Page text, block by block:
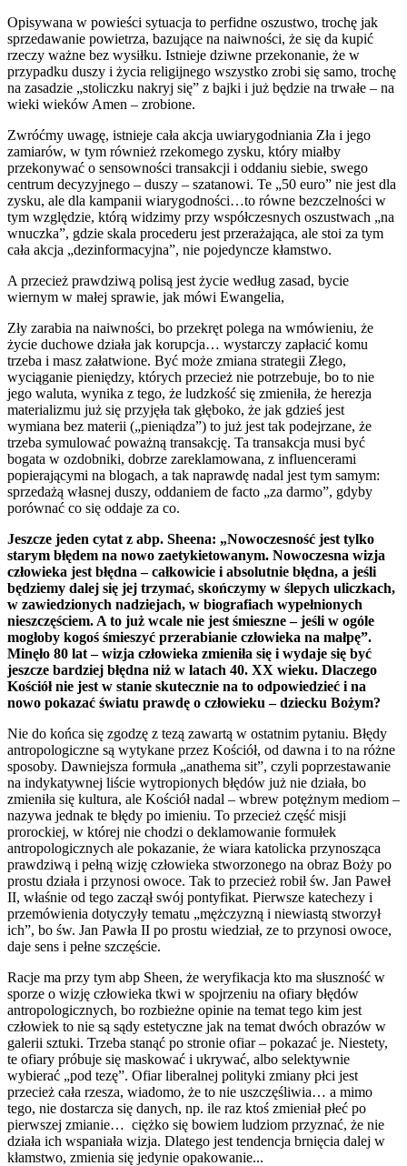
Opisywana w powieści sytuacja to perfidne oszustwo, trochę jak
sprzedawanie powietrza, bazujące na naiwności, że się da kupić
rzeczy ważne bez wysiłku. Istnieje dziwne przekonanie, że w
przypadku duszy i życia religijnego wszystko zrobi się samo, trochę
na zasadzie „stoliczku nakryj się” z bajki i już będzie na trwałe – na
wieki wieków Amen – zrobione.
Zwróćmy uwagę, istnieje cała akcja uwiarygodniania Zła i jego
zamiarów, w tym również rzekomego zysku, który miałby
przekonywać o sensowności transakcji i oddaniu siebie, swego
centrum decyzyjnego – duszy – szatanowi. Te „50 euro” nie jest dla
zysku, ale dla kampanii wiarygodności…to równe bezczelności w
tym względzie, którą widzimy przy współczesnych oszustwach „na
wnuczka”, gdzie skala procederu jest przerażająca, ale stoi za tym
cała akcja „dezinformacyjna”, nie pojedyncze kłamstwo.
A przecież prawdziwą polisą jest życie według zasad, bycie
wiernym w małej sprawie, jak mówi Ewangelia,
Zły zarabia na naiwności, bo przekręt polega na wmówieniu, że
życie duchowe działa jak korupcja… wystarczy zapłacić komu
trzeba i masz załatwione. Być może zmiana strategii Złego,
wyciąganie pieniędzy, których przecież nie potrzebuje, bo to nie
jego waluta, wynika z tego, że ludzkość się zmieniła, że herezja
materializmu już się przyjęła tak głęboko, że jak gdzieś jest
wymiana bez materii („pieniądza”) to już jest tak podejrzane, że
trzeba symulować poważną transakcję. Ta transakcja musi być
bogata w ozdobniki, dobrze zareklamowana, z influencerami
popierającymi na blogach, a tak naprawdę nadal jest tym samym:
sprzedażą własnej duszy, oddaniem de facto „za darmo”, gdyby
porównać co się oddaje za co.
Jeszcze jeden cytat z abp. Sheena: „Nowoczesność jest tylko
starym błędem na nowo zaetykietowanym. Nowoczesna wizja
człowieka jest błędna – całkowicie i absolutnie błędna, a jeśli
będziemy dalej się jej trzymać, skończymy w ślepych uliczkach,
w zawiedzionych nadziejach, w biografiach wypełnionych
nieszczęściem. A to już wcale nie jest śmieszne – jeśli w ogóle
mogłoby kogoś śmieszyć przerabianie człowieka na małpę”.
Minęło 80 lat – wizja człowieka zmieniła się i wydaje się być
jeszcze bardziej błędna niż w latach 40. XX wieku. Dlaczego
Kościół nie jest w stanie skutecznie na to odpowiedzieć i na
nowo pokazać światu prawdę o człowieku – dziecku Bożym?
Nie do końca się zgodzę z tezą zawartą w ostatnim pytaniu. Błędy
antropologiczne są wytykane przez Kościół, od dawna i to na różne
sposoby. Dawniejsza formuła „anathema sit”, czyli poprzestawanie
na indykatywnej liście wytropionych błędów już nie działa, bo
zmieniła się kultura, ale Kościół nadal – wbrew potężnym mediom –
nazywa jednak te błędy po imieniu. To przecież część misji
prorockiej, w której nie chodzi o deklamowanie formułek
antropologicznych ale pokazanie, że wiara katolicka przynosząca
prawdziwą i pełną wizję człowieka stworzonego na obraz Boży po
prostu działa i przynosi owoce. Tak to przecież robił św. Jan Paweł
II, właśnie od tego zaczął swój pontyfikat. Pierwsze katechezy i
przemówienia dotyczyły tematu „mężczyzną i niewiastą stworzył
ich”, bo św. Jan Pawła II po prostu wiedział, ze to przynosi owoce,
daje sens i pełne szczęście.
Racje ma przy tym abp Sheen, że weryfikacja kto ma słuszność w
sporze o wizję człowieka tkwi w spojrzeniu na ofiary błędów
antropologicznych, bo rozbieżne opinie na temat tego kim jest
człowiek to nie są sądy estetyczne jak na temat dwóch obrazów w
galerii sztuki. Trzeba stanąć po stronie ofiar – pokazać je. Niestety,
te ofiary próbuje się maskować i ukrywać, albo selektywnie
wybierać „pod tezę”. Ofiar liberalnej polityki zmiany płci jest
przecież cała rzesza, wiadomo, że to nie uszczęśliwia… a mimo
tego, nie dostarcza się danych, np. ile raz ktoś zmieniał płeć po
pierwszej zmianie… ciężko się bowiem ludziom przyznać, że nie
działa ich wspaniała wizja. Dlatego jest tendencja brnięcia dalej w
kłamstwo, zmienia się jedynie opakowanie...